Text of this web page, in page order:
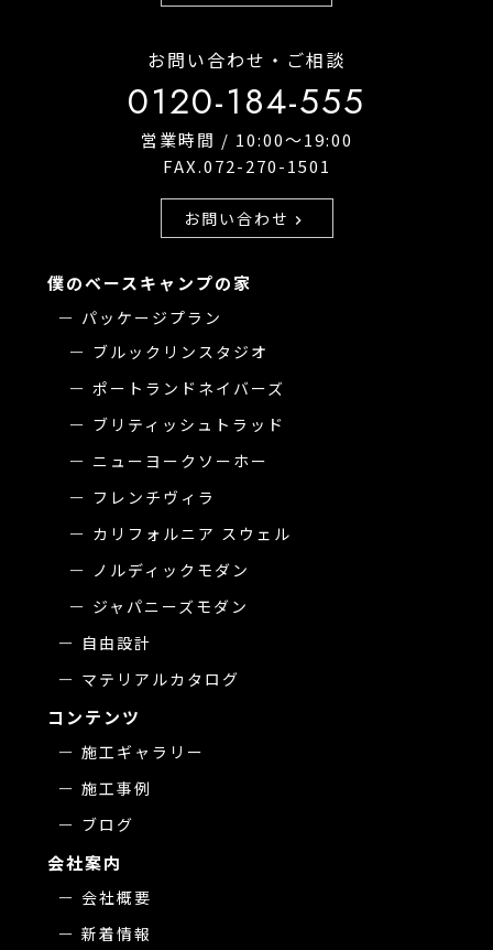
お問い合わせ・ご相談
0120-184-555
営業時間 / 10:00〜19:00
FAX.072-270-1501
お問い合わせ chevron_right
僕のベースキャンプの家
パッケージプラン
ブルックリンスタジオ
ポートランドネイバーズ
ブリティッシュトラッド
ニューヨークソーホー
フレンチヴィラ
カリフォルニア スウェル
ノルディックモダン
ジャパニーズモダン
自由設計
マテリアルカタログ
コンテンツ
施工ギャラリー
施工事例
ブログ
会社案内
会社概要
新着情報